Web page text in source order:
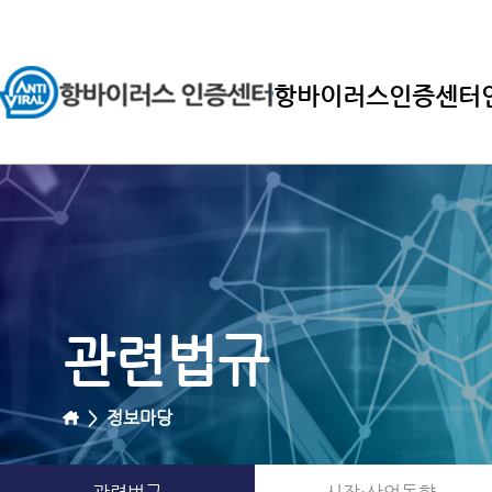
항바이러스인증센터
관련법규
>정보마당